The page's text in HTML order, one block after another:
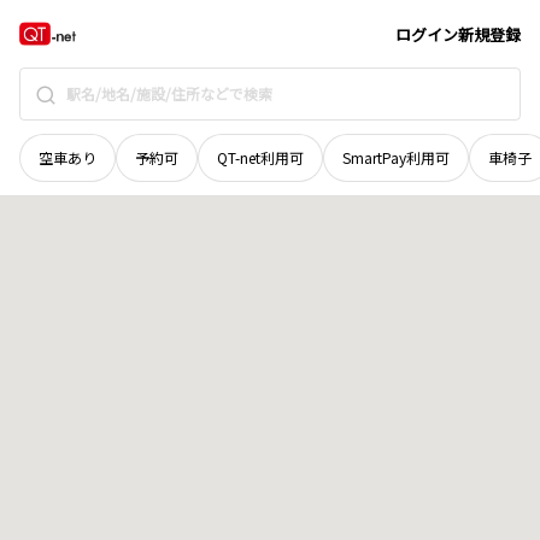
ログイン新規登録
空車あり 予約可 QT-net利用可 SmartPay利用可 車椅子
秋田県